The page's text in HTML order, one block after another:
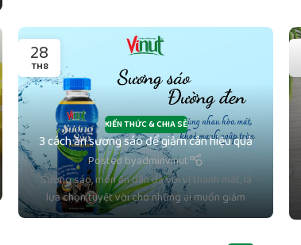
28
TH8
KIẾN THỨC & CHIA SẺ
3 cách ăn sương sáo để giảm cân hiệu quả
Posted byadminvinut
Sương sáo, món ăn dân dã với vị thanh mát, là
lựa chọn tuyệt vời cho những ai muốn giảm